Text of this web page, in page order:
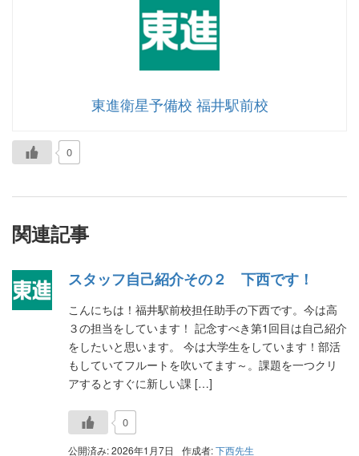
東進衛星予備校 福井駅前校
0
関連記事
スタッフ自己紹介その２ 下西です！
こんにちは！福井駅前校担任助手の下西です。今は高
３の担当をしています！ 記念すべき第1回目は自己紹介
をしたいと思います。 今は大学生をしています！部活
もしていてフルートを吹いてます～。課題を一つクリ
アするとすぐに新しい課 […]
0
公開済み: 2026年1月7日 作成者:下西先生